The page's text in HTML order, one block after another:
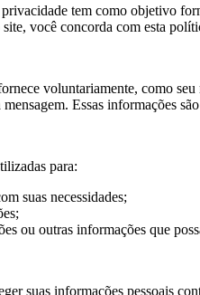
tem como objetivo
você concorda com esta
voluntariamente, como
Essas informações
para:
suas necessidades;
ou outras informações que
suas informações pessoais